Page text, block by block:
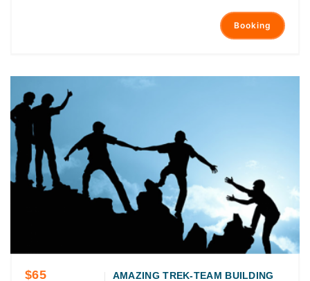
Booking
$65
AMAZING TREK-TEAM BUILDING